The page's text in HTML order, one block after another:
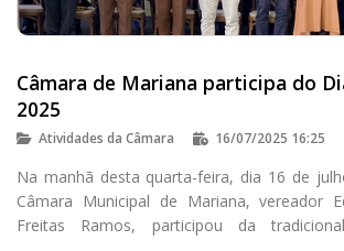
Câmara de Mariana participa do
2025
Atividades da Câmara 16/07/2025 16:25
Na manhã desta quarta-feira, dia 16 de
Câmara Municipal de Mariana, vereador
Freitas Ramos, participou da